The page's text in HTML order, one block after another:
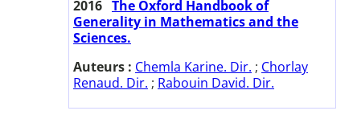
2016 The Oxford Handbook of
Generality in Mathematics and the
Sciences.
Auteurs : Chemla Karine. Dir. ; Chorlay
Renaud. Dir. ; Rabouin David. Dir.